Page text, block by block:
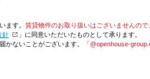
ます。 賃貸物件のお取り扱いはございませんので
針
」に同意いただいたものとして承ります。
かないことがございます。
「@openhouse-